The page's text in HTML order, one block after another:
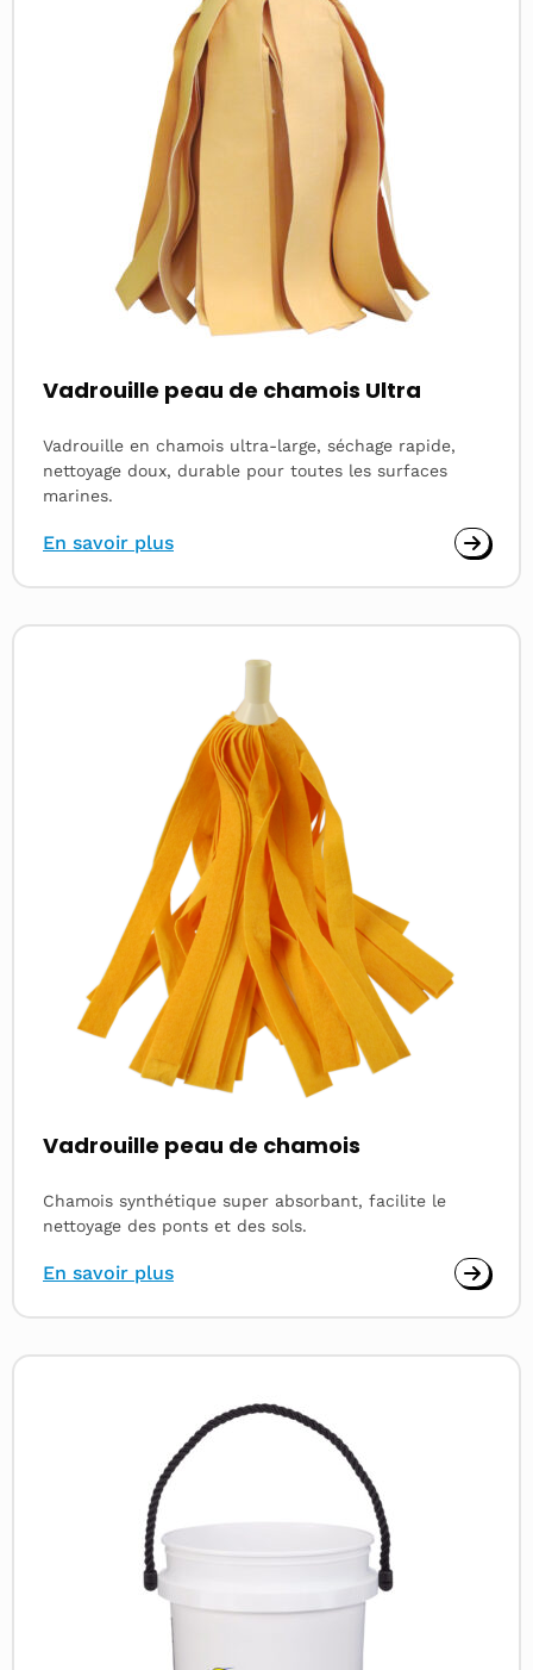
Vadrouille peau de chamois Ultra
Vadrouille en chamois ultra-large, séchage rapide,
nettoyage doux, durable pour toutes les surfaces
marines.
En savoir plus
Vadrouille peau de chamois
Chamois synthétique super absorbant, facilite le
nettoyage des ponts et des sols.
En savoir plus
Read
Read